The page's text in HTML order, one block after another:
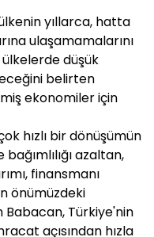
yıllarca, hatta
ulaşamamalarını
düşük
belirten
ekonomiler için
hızlı bir dönüşümün
azaltan,
finansmanı
önümüzdeki
Babacan, Türkiye'nin
açısından hızla